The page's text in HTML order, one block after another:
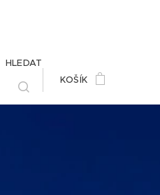
HLEDAT
KOŠÍK